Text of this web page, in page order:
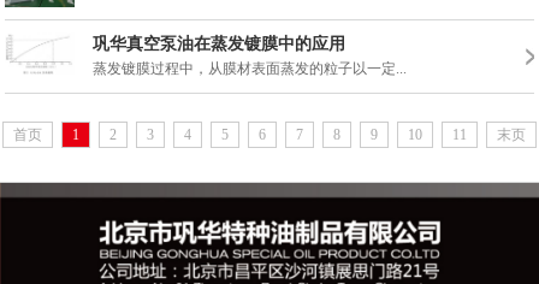
巩华真空泵油在蒸发镀膜中的应用
蒸发镀膜过程中，从膜材表面蒸发的粒子以一定...
首页 1 2 3 4 5 6 7 8 9 10 11 末页